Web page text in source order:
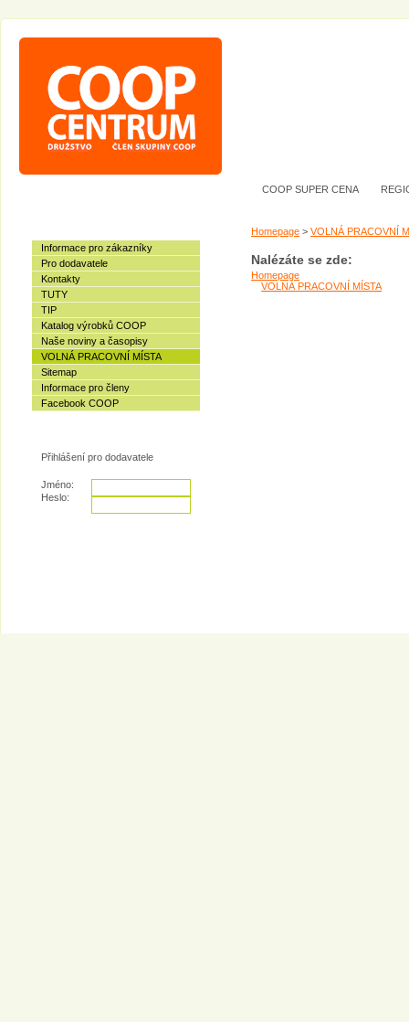
COOP SUPER CENA
Informace pro zákazníky
Pro dodavatele
Kontakty
TUTY
TIP
Katalog výrobků COOP
Naše noviny a časopisy
VOLNÁ PRACOVNÍ MÍSTA
Sitemap
Informace pro členy
Facebook COOP
Přihlášení pro dodavatele
Jméno:
Heslo:
Homepage > VOLNÁ PRACOVNÍ
Nalézáte se zde:
Homepage
VOLNÁ PRACOVNÍ MÍSTA